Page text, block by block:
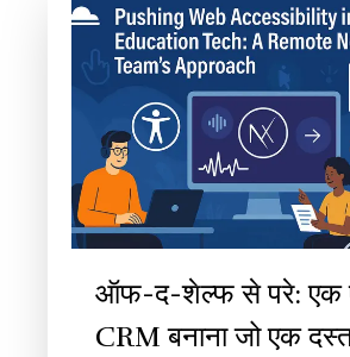
ऑफ-द-शेल्फ से परे: एक
CRM बनाना जो एक